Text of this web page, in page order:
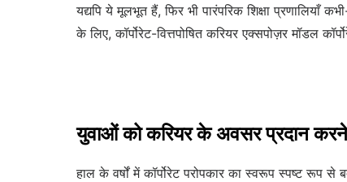
यद्यपि ये मूलभूत हैं, फिर भी पारंपरिक शिक्षा प्रणालियाँ
के लिए, कॉर्पोरेट-वित्तपोषित करियर एक्सपोज़र मॉडल
युवाओं को करियर के अवसर प्रदान करने
हाल के वर्षों में कॉर्पोरेट परोपकार का स्वरूप स्पष्ट रूप